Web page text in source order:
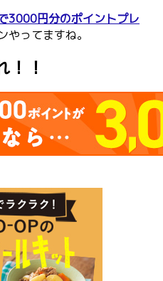
3000円分のポイントプレ
やってますね。
！！